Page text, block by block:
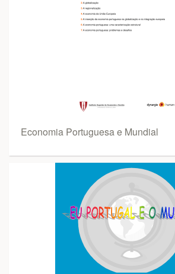
Economia Portuguesa e Mundial